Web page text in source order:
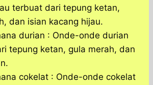
terbuat dari tepung ketan,
dan isian kacang hijau.
durian : Onde-onde durian
tepung ketan, gula merah, dan
cokelat : Onde-onde cokelat